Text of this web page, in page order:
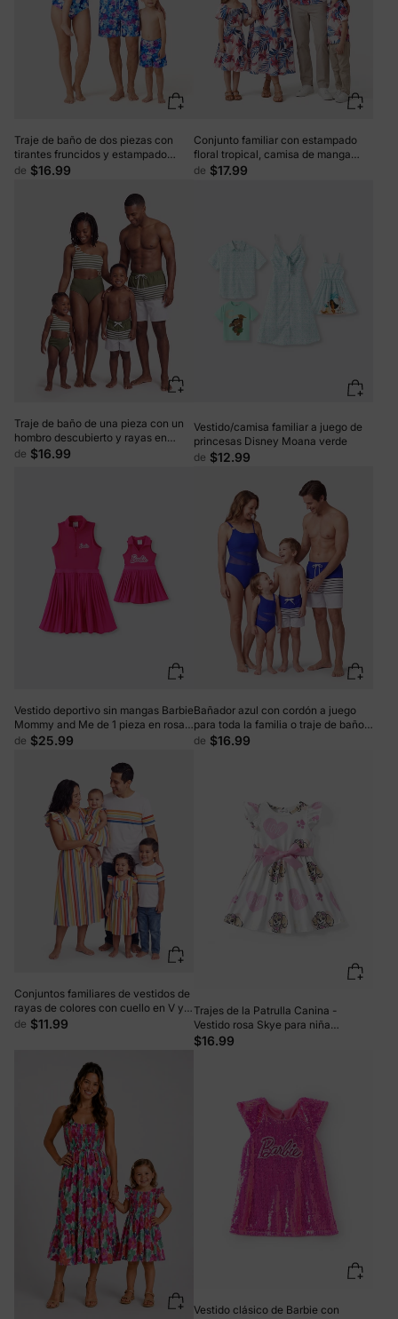
Traje de baño de dos piezas con
tirantes fruncidos y estampado
floral para toda la familia, color
de $16.99
Conjunto familiar con estampado
floral tropical, camisa de manga
corta con estampado de hojas rosas
de $17.99
Traje de baño de una pieza con un
hombro descubierto y rayas en
bloques de colores a juego para
de $16.99
Vestido/camisa familiar a juego de
princesas Disney Moana verde
de $12.99
Vestido deportivo sin mangas Barbie
Mommy and Me de 1 pieza en rosa
intenso
de $25.99
Bañador azul con cordón a juego
para toda la familia o traje de baño
de $16.99
Conjuntos familiares de vestidos de
rayas de colores con cuello en V y
mangas abullonadas y camisetas de
de $11.99
Trajes de la Patrulla Canina -
Vestido rosa Skye para niña
pequeña con estampado de
$16.99
Vestido clásico de Barbie con